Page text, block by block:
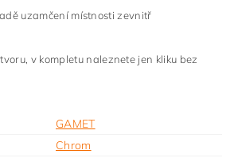
uzamčení místnosti zevnitř
v kompletu naleznete jen kliku bez
GAMET
Chrom